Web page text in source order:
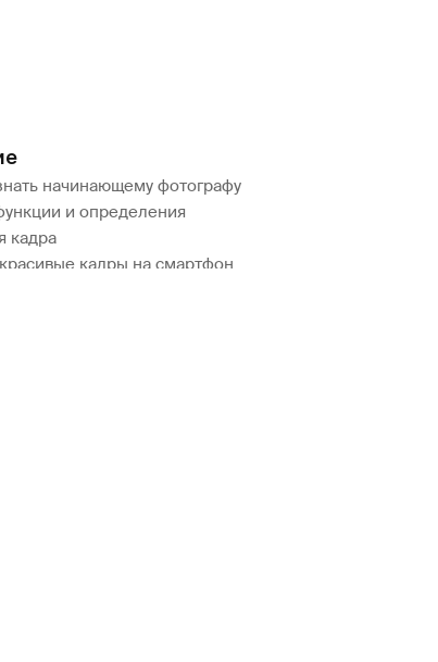
начинающему фотографу
и определения
кадра
кадры на смартфон